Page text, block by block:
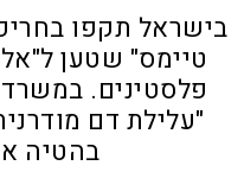
בישראל תקפו
טיימס" שטען
פלסטינים.
"עלילת דם
בהטיה